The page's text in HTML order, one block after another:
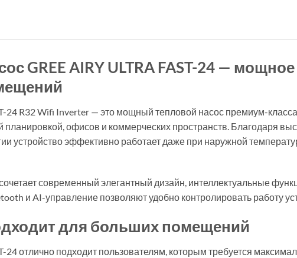
GREE AIRY ULTRA FAST-24 —
24 R32 Wifi Inverter — это мощный тепловой насос премиум-
планировкой, офисов и коммерческих пространств. Благодаря
устройство эффективно работает даже при наружной
современный элегантный дизайн, интеллектуальные
и AI-управление позволяют удобно контролировать работу
для больших помещений
24 отлично подходит пользователям, которым требуется